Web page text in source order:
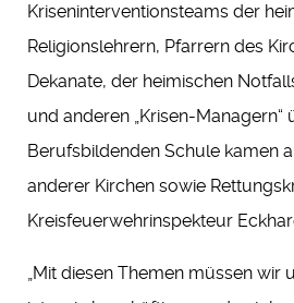
Kriseninterventionsteams der
Religionslehrern, Pfarrern des
Dekanate, der heimischen
und anderen „Krisen-Managern“
Berufsbildenden Schule kamen
anderer Kirchen sowie
Kreisfeuerwehrinspekteur
„Mit diesen Themen müssen wir